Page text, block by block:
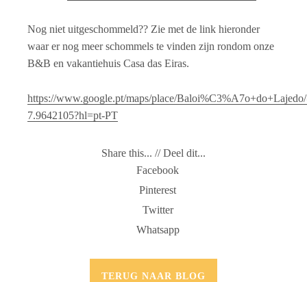
Nog niet uitgeschommeld?? Zie met de link hieronder
waar er nog meer schommels te vinden zijn rondom onze
B&B en vakantiehuis Casa das Eiras.
https://www.google.pt/maps/place/
7.9642105?hl=pt-PT
Share this... // Deel dit...
Facebook
Pinterest
Twitter
Whatsapp
TERUG NAAR BLOG